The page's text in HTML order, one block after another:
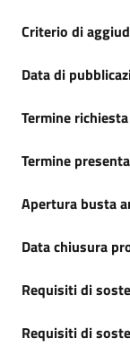
Seguici
su
Criterio di
Data di
Termine
Termine
Apertura busta
Data chiusura
Requisiti di
Requisiti di